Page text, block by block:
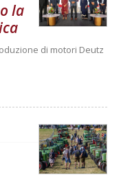
la
di motori Deutz